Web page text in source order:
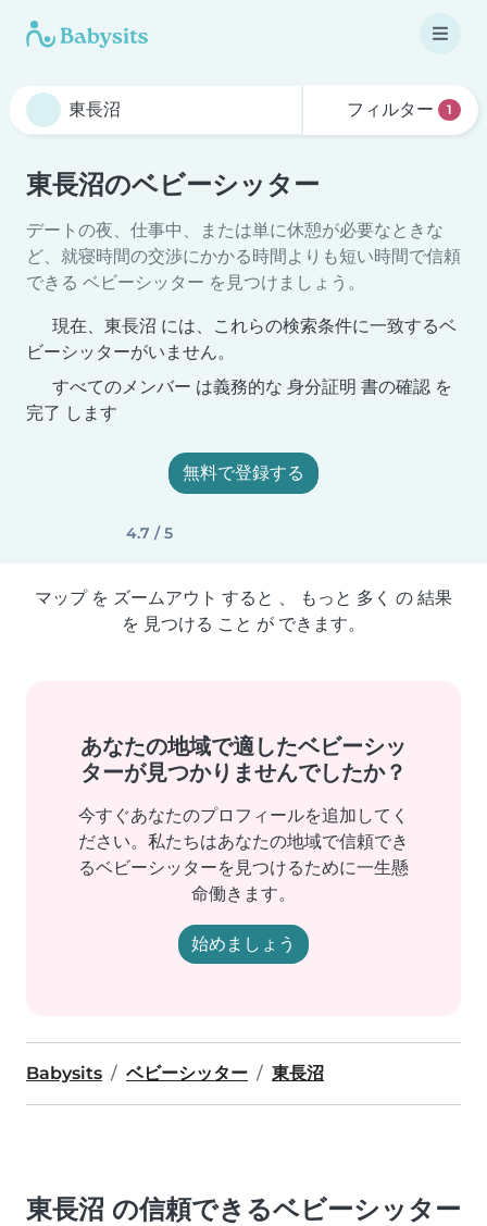
フィルター 1
東長沼のベビーシッター
デートの夜、仕事中、または単に休憩が必要なときな
ど、就寝時間の交渉にかかる時間よりも短い時間で信頼
できる ベビーシッター を見つけましょう。
現在、東長沼 には、これらの検索条件に一致するベ
ビーシッターがいません。
すべてのメンバー は義務的な 身分証明 書の確認 を
完了 します
無料で登録する
4.7 / 5
マップ を ズームアウト すると 、 もっと 多く の 結果
を 見つける こと が できます。
あなたの地域で適したベビーシッ
ターが見つかりませんでしたか？
今すぐあなたのプロフィールを追加してく
ださい。私たちはあなたの地域で信頼でき
るベビーシッターを見つけるために一生懸
命働きます。
始めましょう
Babysits ベビーシッター 東長沼
東長沼 の信頼できるベビーシッター